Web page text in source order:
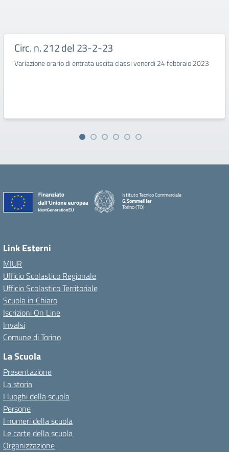
Circ. n. 212 del 23-2-23
Variazione orario di entrata uscita classi venerdì 24 febbraio 2023
Istituto Tecnico Commerciale
G.Sommeiller
Torino (TO)
Link Esterni
MIUR
Ufficio Scolastico Regionale
Ufficio Scolastico Territoriale
Scuola in Chiaro
Iscrizioni On Line
Invalsi
Comune di Torino
La Scuola
Presentazione
La storia
I luoghi della scuola
Persone
I numeri della scuola
Le carte della scuola
Organizzazione